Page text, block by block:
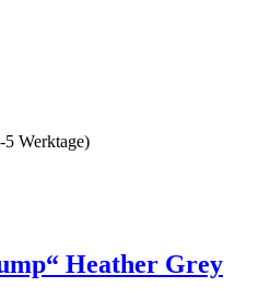
5 Werktage)
Varianten Heather Grey